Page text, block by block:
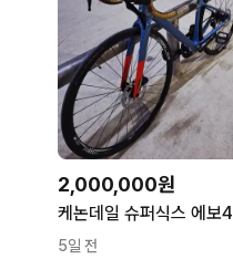
2,000,000원
케논데일 슈퍼식스 에보4
5일 전